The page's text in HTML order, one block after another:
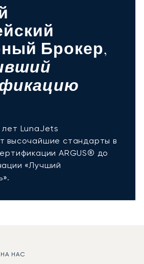
Брокер,
LunaJets
высочайшие стандарты в
ARGUS® до
«Лучший
НАС